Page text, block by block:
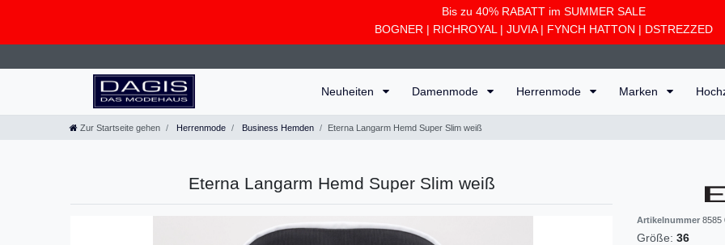
Bis zu 40% RABATT im SUMMER SALE
BOGNER | RICHROYAL | JUVIA| FYNCH HATTON | DSTREZZED
Neuheiten Damenmode Herrenmode Marken
Zur Startseite gehen Herrenmode Business Hemden Eterna Langarm Hemd Super Slim weiß
Eterna Langarm Hemd Super Slim weiß
Artikelnummer 8585
Größe: 36